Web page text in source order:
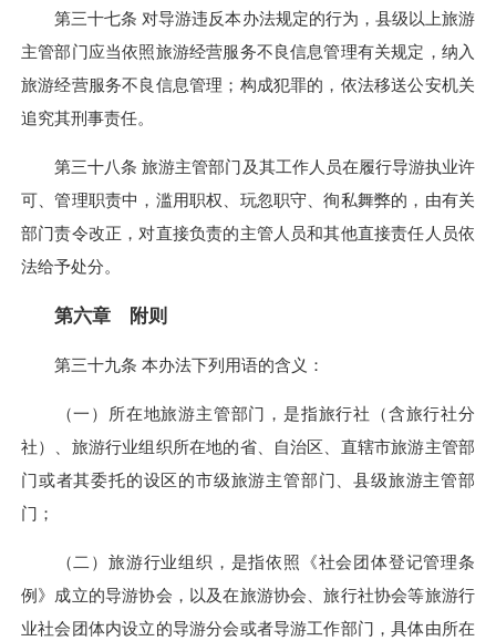
第三十七条 对导游违反本办法规定的行为，县级以上旅游
主管部门应当依照旅游经营服务不良信息管理有关规定，纳入
旅游经营服务不良信息管理；构成犯罪的，依法移送公安机关
追究其刑事责任。
第三十八条 旅游主管部门及其工作人员在履行导游执业许
可、管理职责中，滥用职权、玩忽职守、徇私舞弊的，由有关
部门责令改正，对直接负责的主管人员和其他直接责任人员依
法给予处分。
第六章 附则
第三十九条 本办法下列用语的含义：
（一）所在地旅游主管部门，是指旅行社（含旅行社分
社）、旅游行业组织所在地的省、自治区、直辖市旅游主管部
门或者其委托的设区的市级旅游主管部门、县级旅游主管部
门；
（二）旅游行业组织，是指依照《社会团体登记管理条
例》成立的导游协会，以及在旅游协会、旅行社协会等旅游行
业社会团体内设立的导游分会或者导游工作部门，具体由所在